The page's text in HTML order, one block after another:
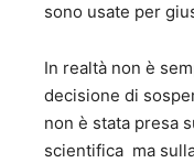
sono usate per
In realtà non è
decisione di
non è stata presa
scientifica ma